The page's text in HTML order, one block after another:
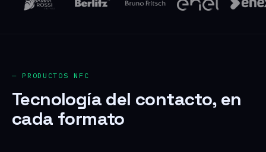
— PRODUCTOS NFC
Tecnología del contacto, en
cada formato